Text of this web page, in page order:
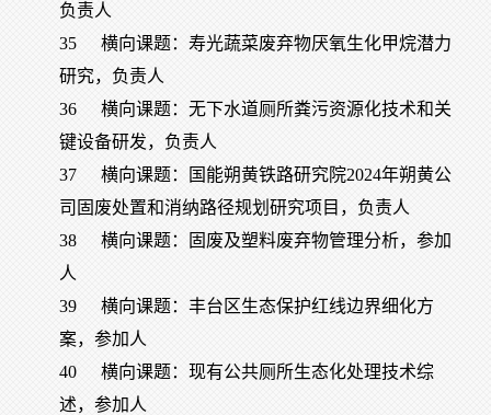
负责人
35
横向课题：寿光蔬菜废弃物厌氧生化甲烷潜力
研究，负责人
36
横向课题：无下水道厕所粪污资源化技术和关
键设备研发，负责人
37
横向课题：国能朔黄铁路研究院2024年朔黄公
司固废处置和消纳路径规划研究项目，负责人
38
横向课题：固废及塑料废弃物管理分析，参加
人
39
横向课题：丰台区生态保护红线边界细化方
案，参加人
40
横向课题：现有公共厕所生态化处理技术综
述，参加人